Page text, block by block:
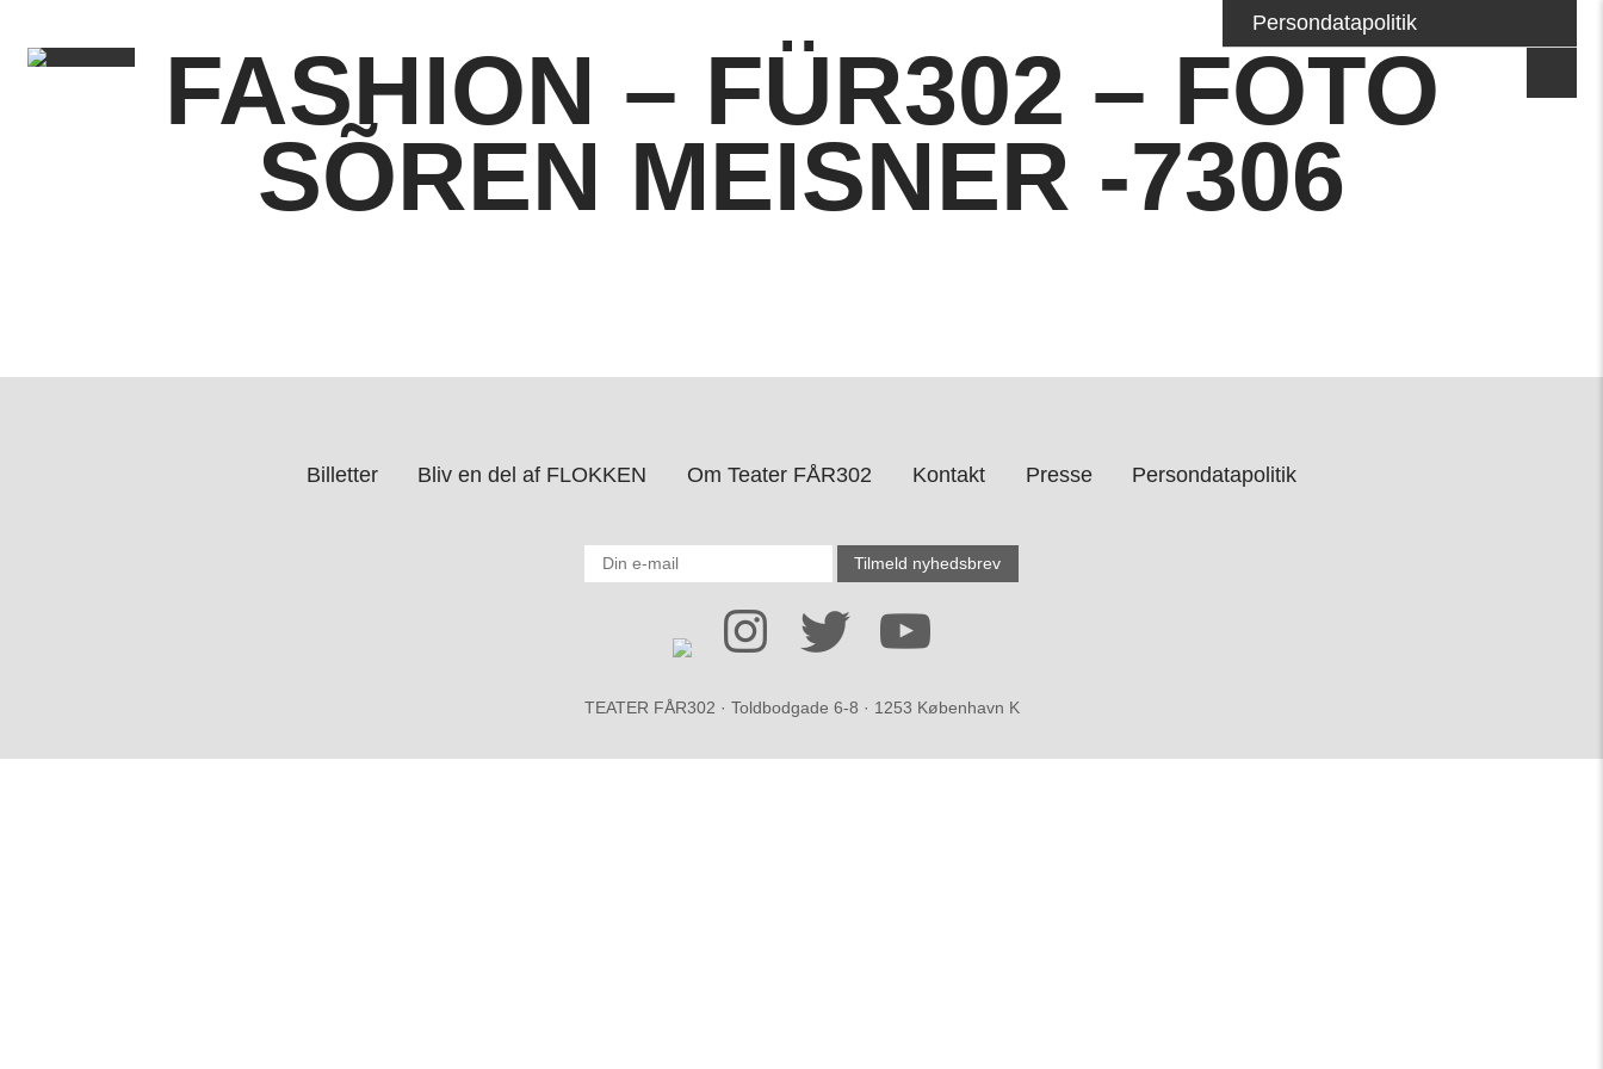
Persondatapolitik
FASHION – FÜR302 – FOTO
SÕREN MEISNER -7306
Billetter Bliv en del af FLOKKEN Om Teater FÅR302 Kontakt Presse Persondatapolitik
TEATER FÅR302 · Toldbodgade 6-8 · 1253 København K